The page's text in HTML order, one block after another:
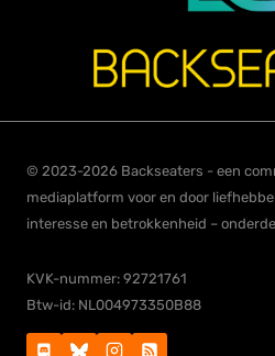
© 2023-2026 Backseaters - een
mediaplatform voor en door
interesse en betrokkenheid –
KVK-nummer: 92721761
Btw-id: NL004973350B88